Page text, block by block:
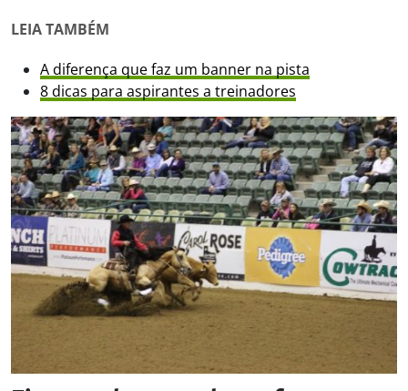
LEIA TAMBÉM
A diferença que faz um banner na pista
8 dicas para aspirantes a treinadores